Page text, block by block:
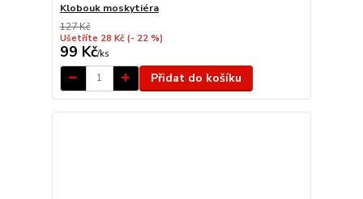
Klobouk moskytiéra
127 Kč
Ušetříte 28 Kč (- 22 %)
99 Kč/ks
Přidat do košíku